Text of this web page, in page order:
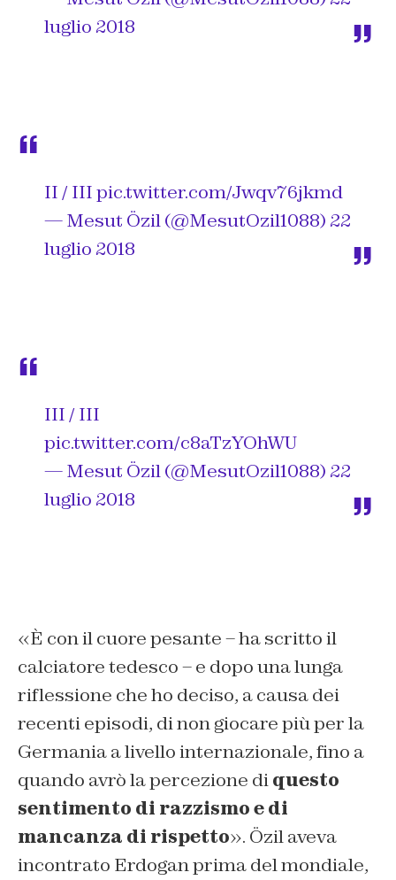
luglio 2018
II / IIIpic.twitter.com/Jwqv76jkmd
— Mesut Özil (@MesutOzil1088) 22
luglio 2018
III / III
pic.twitter.com/c8aTzYOhWU
— Mesut Özil (@MesutOzil1088) 22
luglio 2018
«È con il cuore pesante – ha scritto il
calciatore tedesco – e dopo una lunga
riflessione che ho deciso, a causa dei
recenti episodi, di non giocare più per la
Germania a livello internazionale, fino a
quando avrò la percezione diquesto
sentimento di razzismo e di
mancanza di rispetto». Özil aveva
incontrato Erdogan prima del mondiale,